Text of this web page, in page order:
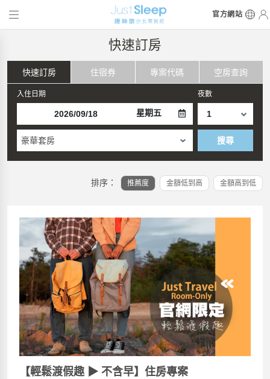
官方網站
快速訂房
快速訂房 住宿券 專案代碼 空房查詢
入住日期
星期五
夜數
豪華套房 搜尋
排序： 推薦度 金額低到高 金額高到低
【輕鬆渡假趣 ▶ 不含早】住房專案